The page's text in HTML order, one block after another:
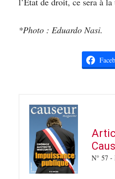
*Photo : Eduardo Nasi.
N° 57 -